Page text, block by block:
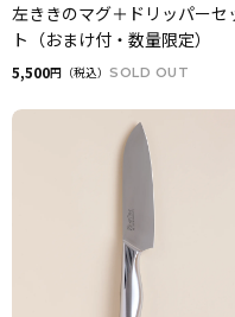
左ききのマグ＋ドリッパーセ
ト（おまけ付・数量限定）
5,500円（税込） SOLD OUT